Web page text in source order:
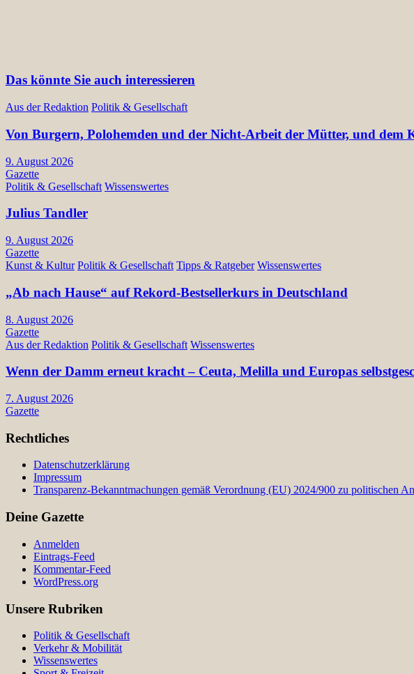
Das könnte Sie auch interessieren
Aus der Redaktion Politik & Gesellschaft
Von Burgern, Polohemden und der Nicht-Arbeit der Mütter, und dem
9. August 2026
Gazette
Politik & Gesellschaft Wissenswertes
Julius Tandler
9. August 2026
Gazette
Kunst & Kultur Politik & Gesellschaft Tipps & Ratgeber Wissenswertes
„Ab nach Hause“ auf Rekord-Bestsellerkurs in Deutschland
8. August 2026
Gazette
Aus der Redaktion Politik & Gesellschaft Wissenswertes
Wenn der Damm erneut kracht – Ceuta, Melilla und Europas
7. August 2026
Gazette
Rechtliches
Datenschutzerklärung
Impressum
Transparenz-Bekanntmachungen gemäß Verordnung (EU) 2024/900 zu politischen
Deine Gazette
Anmelden
Eintrags-Feed
Kommentar-Feed
WordPress.org
Unsere Rubriken
Politik & Gesellschaft
Verkehr & Mobilität
Wissenswertes